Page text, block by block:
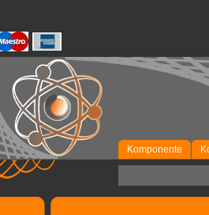
Komponente